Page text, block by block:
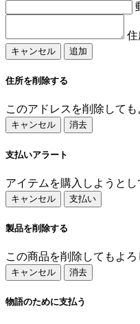
住
キャンセル 追加
住所を削除する
このアドレスを削除して
キャンセル 消去
支払いアラート
アイテムを購入しようと
キャンセル 支払い
製品を削除する
この商品を削除してもよろ
キャンセル 消去
物語のために支払う